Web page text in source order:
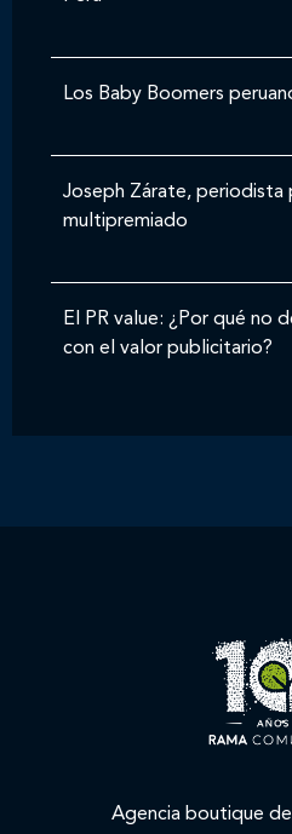
Los Baby Boomers
Joseph Zárate, periodista
multipremiado
El PR value: ¿Por qué no
con el valor publicitario?
Agencia boutique